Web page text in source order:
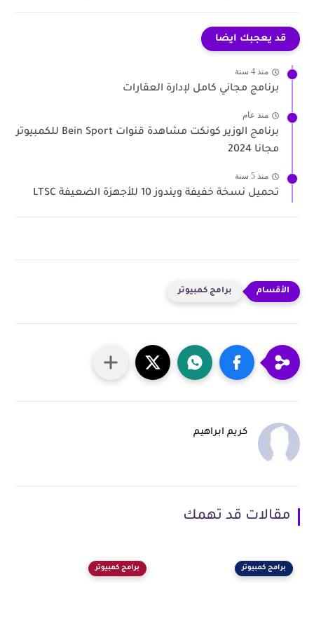
قد يعجبك ايضا
منذ 4 سنة
برنامج مجاني كامل لإدارة العقارات
منذ عام
برنامج الوزير كونكت مشاهدة قنوات Bein Sport للكمبيوتر
مجانا 2024
منذ 5 سنة
تحميل نسخة خفيفة ويندوز 10 للأجهزة الضعيفة LTSC
برامج كمبيوتر
كريم ابراهيم
مقالات قد تهمك
برامج كمبيوتر برامج كمبيوتر